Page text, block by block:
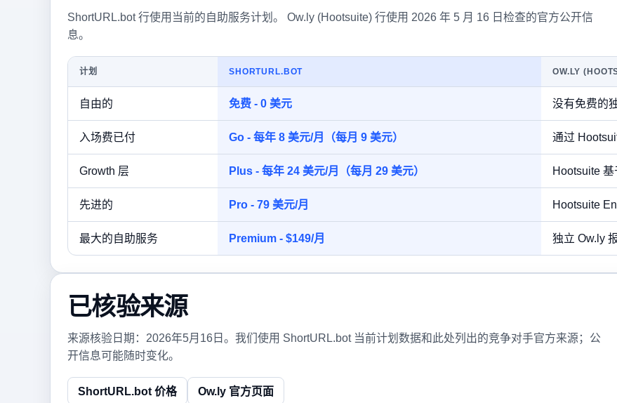
ShortURL.bot 行使用当前的自助服务计划。 Ow.ly (Hootsuite) 行使用 2026 年 5 月 16 日检查的官方公开信
息。
计划 SHORTURL.BOT OW.LY
自由的 免费 - 0 美元 没有免费的
入场费已付 Go - 每年 8 美元/月（每月 9 美元） 通过
Growth 层 Plus - 每年 24 美元/月（每月 29 美元） Hootsuite
先进的 Pro - 79 美元/月 Hootsuite
最大的自助服务 Premium - $149/月 独立 Ow.ly
已核验来源
来源核验日期：2026年5月16日。我们使用 ShortURL.bot 当前计划数据和此处列出的竞争对手官方来源；公
开信息可能随时变化。
ShortURL.bot 价格 Ow.ly 官方页面